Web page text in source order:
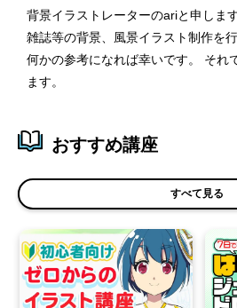
背景イラストレーターのariと申しま
雑誌等の背景、風景イラスト制作を
何かの参考になれば幸いです。 それ
ます。
おすすめ講座
すべて見る